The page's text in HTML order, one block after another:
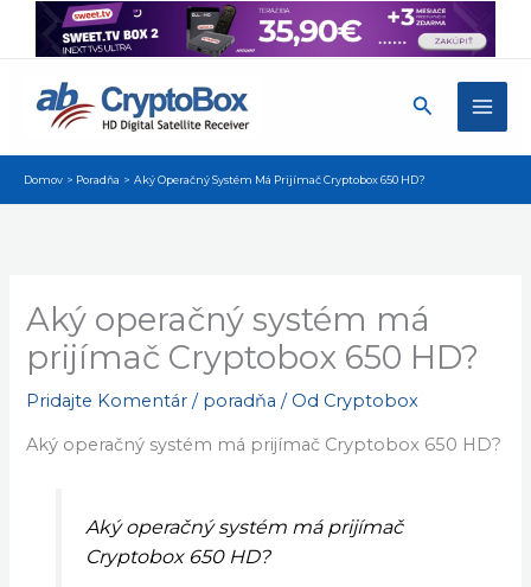
Preskočiť
Hľadať
Domov Poradňa Aký Operačný Systém Má Prijímač Cryptobox 650 HD?
Aký operačný systém má
prijímač Cryptobox 650 HD?
Pridajte Komentár / poradňa / Od Cryptobox
Aký operačný systém má prijímač Cryptobox 650 HD?
Aký operačný systém má prijímač
Cryptobox 650 HD?